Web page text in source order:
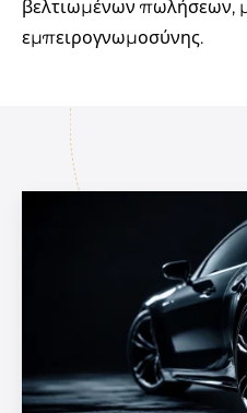
βελτιωμένων πωλήσεων,
εμπειρογνωμοσύνης.